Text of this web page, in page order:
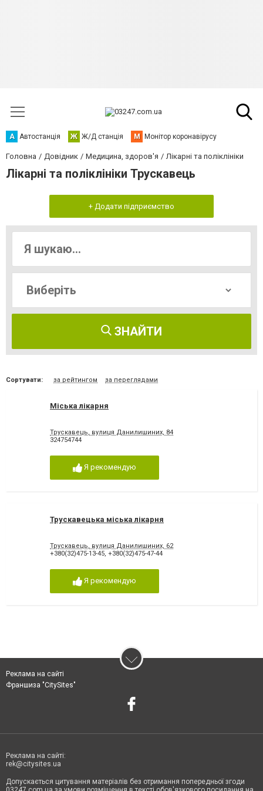
А Автостанція Ж Ж/Д станція М Монітор коронавірусу
Головна Довідник Медицина, здоров'я Лікарні та поліклініки
Лікарні та поліклініки Трускавець
+ Додати підприємство
ЗНАЙТИ
Сортувати: за рейтингом за переглядами
Міська лікарня
Трускавець, вулиця Данилишиних, 84
324754744
Я рекомендую
Трускавецька міська лікарня
Трускавець, вулиця Данилишиних, 62
+380(32)475-13-45, +380(32)475-47-44
Я рекомендую
Реклама на сайті
Франшиза "CitySites"
Реклама на сайті:
rek@citysites.ua
Допускається цитування матеріалів без отримання попередньої згоди